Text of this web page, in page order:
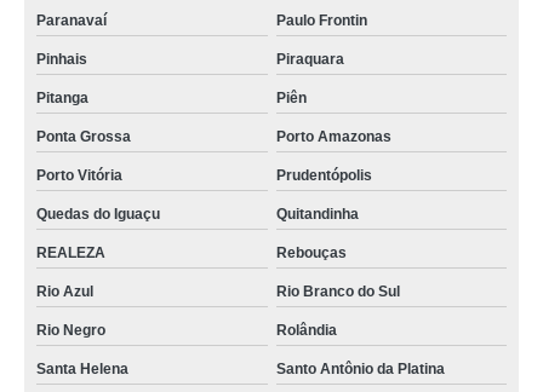
Paranavaí Paulo Frontin
Pinhais Piraquara
Pitanga Piên
Ponta Grossa Porto Amazonas
Porto Vitória Prudentópolis
Quedas do Iguaçu Quitandinha
REALEZA Rebouças
Rio Azul Rio Branco do Sul
Rio Negro Rolândia
Santa Helena Santo Antônio da Platina